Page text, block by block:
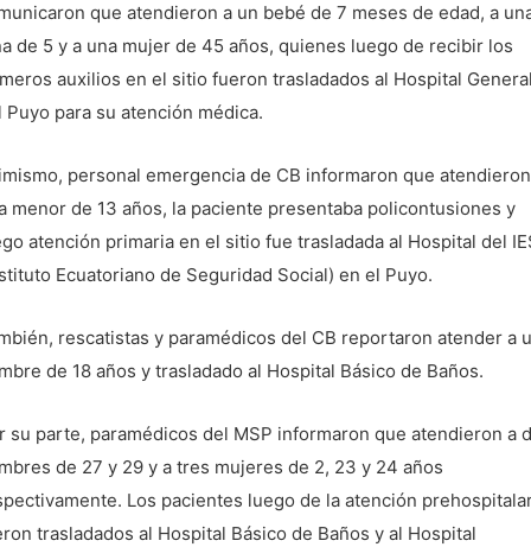
que atendieron a un bebé de 7 meses de edad, a
de 5 y a una mujer de 45 años, quienes luego de recibir los
auxilios en el sitio fueron trasladados al Hospital
Puyo para su atención médica.
personal emergencia de CB informaron que
menor de 13 años, la paciente presentaba policontusiones y
atención primaria en el sitio fue trasladada al Hospital del
Ecuatoriano de Seguridad Social) en el Puyo.
rescatistas y paramédicos del CB reportaron atender a
de 18 años y trasladado al Hospital Básico de Baños.
su parte, paramédicos del MSP informaron que atendieron a
de 27 y 29 y a tres mujeres de 2, 23 y 24 años
Los pacientes luego de la atención
trasladados al Hospital Básico de Baños y al Hospital